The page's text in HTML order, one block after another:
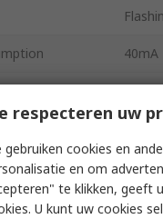
40mA
Base
LED
respecteren uw
gebruiken cookies en
en om
te klikken, geeft
U kunt uw cookies